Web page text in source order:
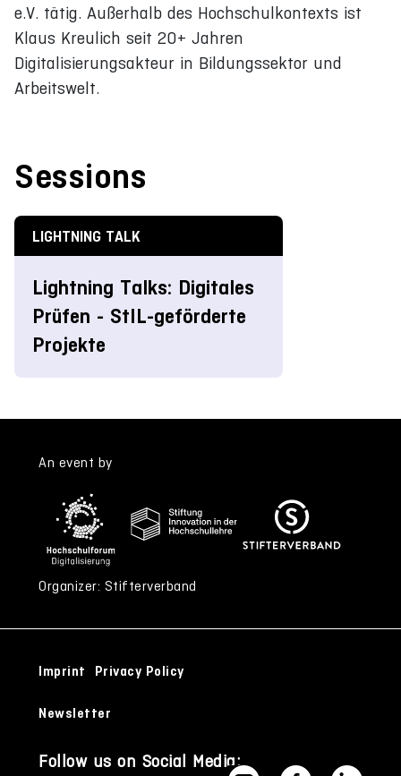
e.V. tätig. Außerhalb des Hochschulkontexts ist
Klaus Kreulich seit 20+ Jahren
Digitalisierungsakteur in Bildungssektor und
Arbeitswelt.
Sessions
LIGHTNING TALK
Lightning Talks: Digitales
Prüfen - StIL-geförderte
Projekte
An event by
Organizer: Stifterverband
Imprint Privacy Policy
Newsletter
Follow us on Social Media: